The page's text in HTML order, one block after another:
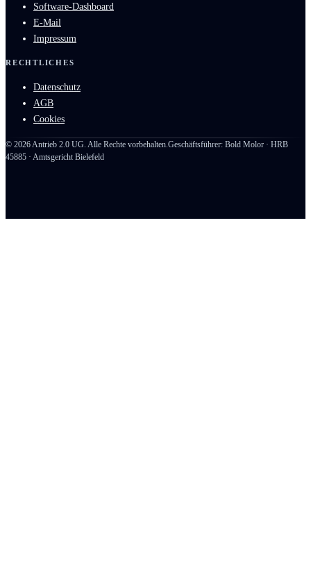
Software-Dashboard
E-Mail
Impressum
RECHTLICHES
Datenschutz
AGB
Cookies
© 2026Antrieb 2.0 UG. Alle Rechte vorbehalten.Geschäftsführer: Bold Molor · HRB
45885 · Amtsgericht Bielefeld